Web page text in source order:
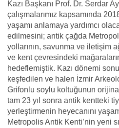
Kazı Başkanı Prof. Dr. Serdar
çalışmalarımız kapsamında
yaşamı anlamaya yardımcı
edilmesini; antik çağda
yollarının, savunma ve iletişim
ve kent çevresindeki mağaraların
hedeflemiştik. Kazı dönemi
keşfedilen ve halen İzmir
Grifonlu soylu koltuğunun
tam 23 yıl sonra antik kentteki
yerleştirmenin heyecanını
Metropolis Antik Kenti’nin yeni